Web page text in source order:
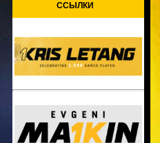
ССЫЛКИ